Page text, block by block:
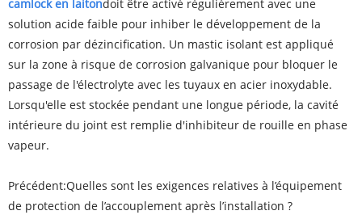
camlock en laitondoit être activé régulièrement avec une
solution acide faible pour inhiber le développement de la
corrosion par dézincification. Un mastic isolant est appliqué
sur la zone à risque de corrosion galvanique pour bloquer le
passage de l'électrolyte avec les tuyaux en acier inoxydable.
Lorsqu'elle est stockée pendant une longue période, la cavité
intérieure du joint est remplie d'inhibiteur de rouille en phase
vapeur.
Précédent:Quelles sont les exigences relatives à l’équipement
de protection de l’accouplement après l’installation ?